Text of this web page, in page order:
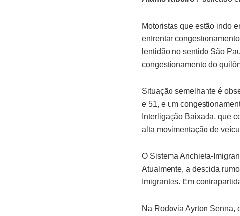
Motoristas que estão indo
enfrentar
lentidão no sentido São
congestionamento do
Situação semelhante é
e 51, e um
Interligação Baixada, que
alta movimentação de
O Sistema Anchieta-
Atualmente, a descida
Imigrantes. Em
Na Rodovia Ayrton Senna,